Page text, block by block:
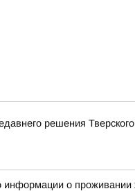
решения
информации о